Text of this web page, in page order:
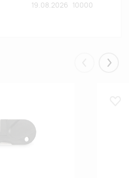
19.08.2026 10000
Eelmised